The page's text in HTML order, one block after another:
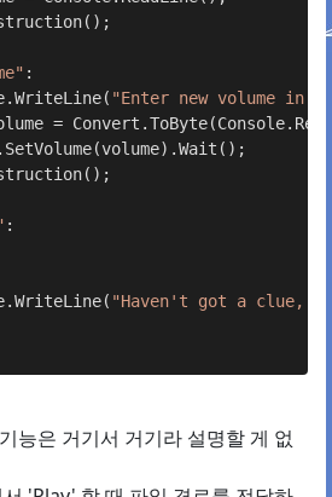
:
"Enter new volume in
=
:
"Haven't got a clue,
능은 거기서 거기라 설명할 게 없